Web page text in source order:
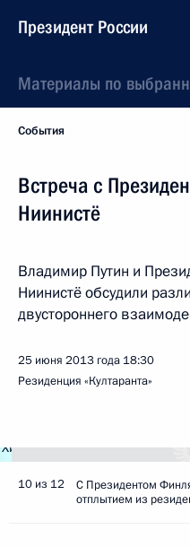
Президент России
Материалы по
События
Встреча с
Ниинистё
Владимир Путин и
Ниинистё обсудили
двустороннего
25 июня 2013 года 18:30
Резиденция «Култаранта»
10 из 12
С Президентом
отплытием из